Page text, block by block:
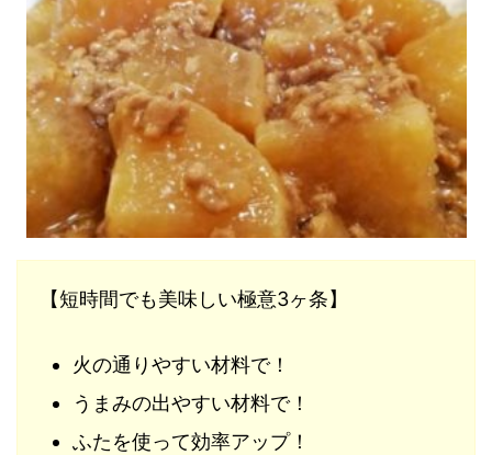
【短時間でも美味しい極意3ヶ条】
火の通りやすい材料で！
うまみの出やすい材料で！
ふたを使って効率アップ！